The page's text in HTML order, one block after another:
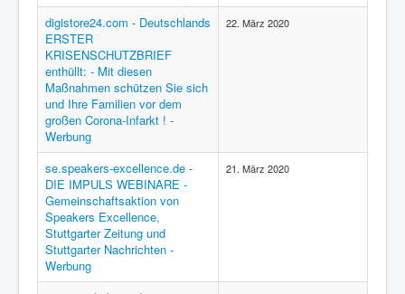
digistore24.com - Deutschlands
ERSTER
KRISENSCHUTZBRIEF
enthüllt: - Mit diesen
Maßnahmen schützen Sie sich
und Ihre Familien vor dem
großen Corona-Infarkt ! -
Werbung
22. März 2020
se.speakers-excellence.de -
DIE IMPULS WEBINARE -
Gemeinschaftsaktion von
Speakers Excellence,
Stuttgarter Zeitung und
Stuttgarter Nachrichten -
Werbung
21. März 2020